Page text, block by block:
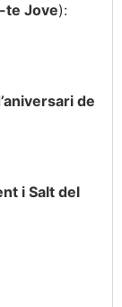
te Jove):
de
i Salt del